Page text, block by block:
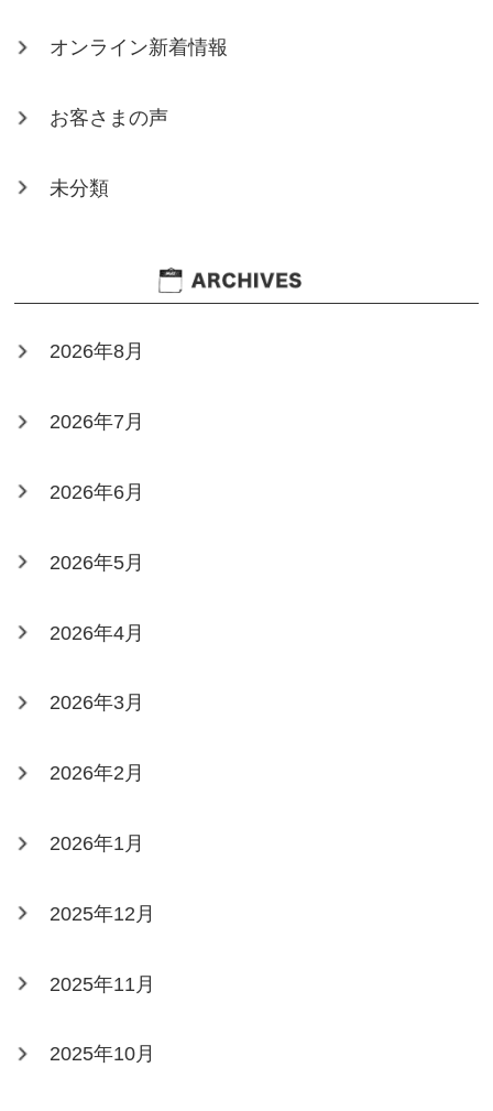
オンライン新着情報
お客さまの声
未分類
2026年8月
2026年7月
2026年6月
2026年5月
2026年4月
2026年3月
2026年2月
2026年1月
2025年12月
2025年11月
2025年10月